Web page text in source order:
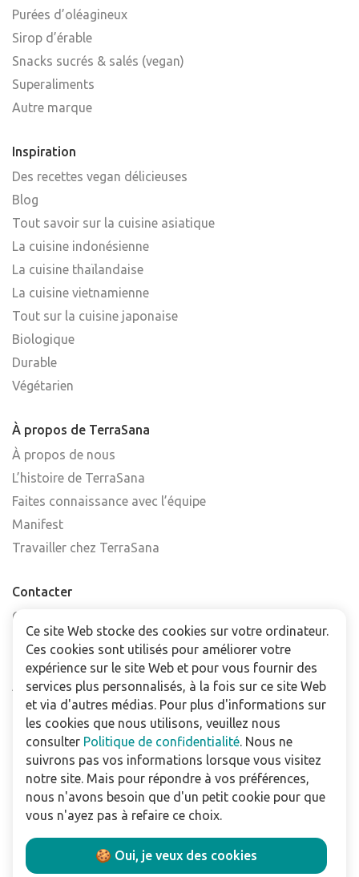
Purées d’oléagineux
Sirop d’érable
Snacks sucrés & salés (vegan)
Superaliments
Autre marque
Inspiration
Des recettes vegan délicieuses
Blog
Tout savoir sur la cuisine asiatique
La cuisine indonésienne
La cuisine thaïlandaise
La cuisine vietnamienne
Tout sur la cuisine japonaise
Biologique
Durable
Végétarien
À propos de TerraSana
À propos de nous
L’histoire de TerraSana
Faites connaissance avec l’équipe
Manifest
Travailler chez TerraSana
Contacter
Contactez-nous
Trouver un point de vente
FAQ
Abonnez-vous à la newsletter
Pour les professionnels
Téléchargements
Politique de confidentialité
Conditions Générales de Vente
Utilisation du site
Ce site Web stocke des cookies sur votre ordinateur.
Ces cookies sont utilisés pour améliorer votre
expérience sur le site Web et pour vous fournir des
services plus personnalisés, à la fois sur ce site Web
et via d'autres médias. Pour plus d'informations sur
les cookies que nous utilisons, veuillez nous
consulter Politique de confidentialité. Nous ne
suivrons pas vos informations lorsque vous visitez
notre site. Mais pour répondre à vos préférences,
nous n'avons besoin que d'un petit cookie pour que
vous n'ayez pas à refaire ce choix.
🍪 Oui, je veux des cookies